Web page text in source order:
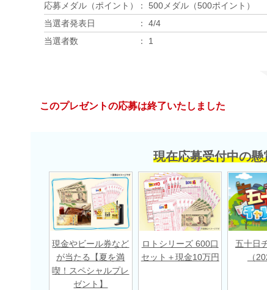
応募メダル（ポイント）
500メダル（500ポイント）
当選者発表日
4/4
当選者数
1
このプレゼントの応募は終了いたしました
現在応募受付中の
現金やビール券など
が当たる【夏を満
喫！スペシャルプレ
ゼント】
ロトシリーズ 600口
セット＋現金10万円
五十日
（